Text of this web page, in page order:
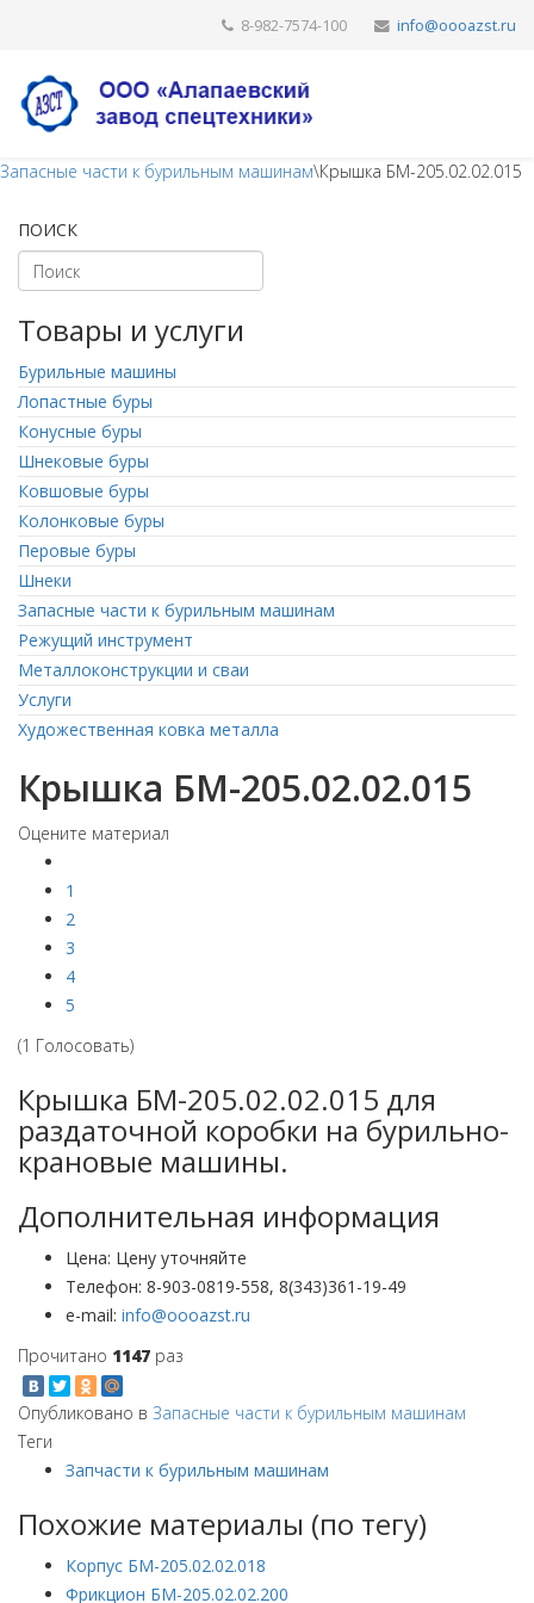
8-982-7574-100
Запасные части к бурильным машинам\Крышка БМ-205.02.02.015
ПОИСК
Товары и услуги
Бурильные машины
Лопастные буры
Конусные буры
Шнековые буры
Ковшовые буры
Колонковые буры
Перовые буры
Шнеки
Запасные части к бурильным машинам
Режущий инструмент
Металлоконструкции и сваи
Услуги
Художественная ковка металла
Крышка БМ-205.02.02.015
Оцените материал
1
2
3
4
5
(1 Голосовать)
Крышка БМ-205.02.02.015 для
раздаточной коробки на бурильно-
крановые машины.
Дополнительная информация
Цена: Цену уточняйте
Телефон: 8-903-0819-558, 8(343)361-19-49
e-mail:
Прочитано 1147 раз
Опубликовано в Запасные части к бурильным машинам
Теги
Запчасти к бурильным машинам
Похожие материалы (по тегу)
Корпус БМ-205.02.02.018
Фрикцион БМ-205.02.02.200